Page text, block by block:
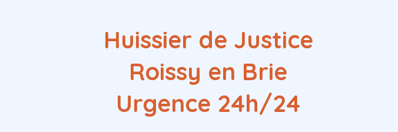
Huissier de Justice
Roissy en Brie
Urgence 24h/24